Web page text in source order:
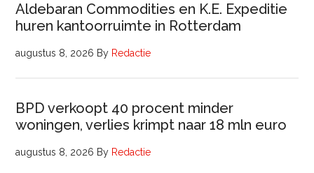
Aldebaran Commodities en K.E. Expeditie
huren kantoorruimte in Rotterdam
augustus 8, 2026 By Redactie
BPD verkoopt 40 procent minder
woningen, verlies krimpt naar 18 mln euro
augustus 8, 2026 By Redactie